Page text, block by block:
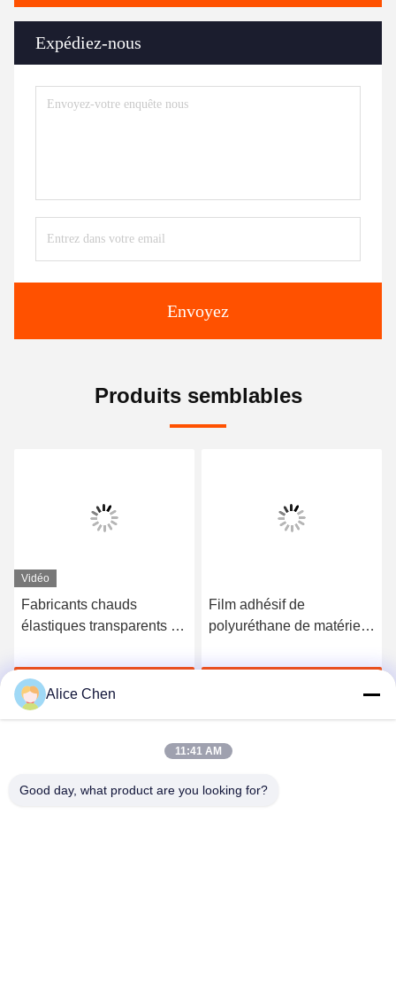
Expédiez-nous
Envoyez
Produits semblables
Vidéo
Fabricants chauds
élastiques transparents de
polyuréthane TPU
Discuter Maintenant
Film adhésif de
polyuréthane de matériel
0.05mm de fonte
Alice Chen
11:41 AM
Good day, what product are you looking for?